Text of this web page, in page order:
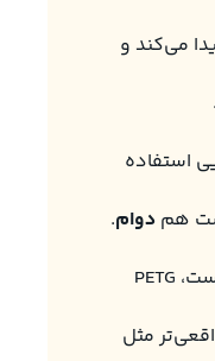
می‌کند و
استفاده
هم دوام.
برخلاف PLA که بیشتر تزئینی است، PETG
مثل